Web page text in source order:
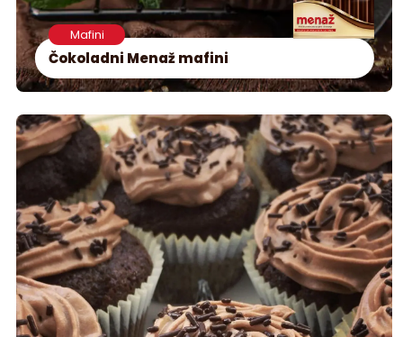
Čokoladni Menaž mafini
Mafini